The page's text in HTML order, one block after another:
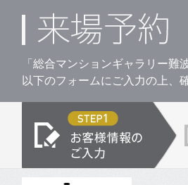
「総合マンションギャラリー難
以下のフォームにご入力の上、